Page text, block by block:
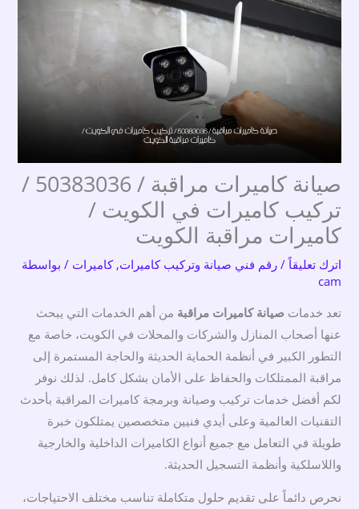
صيانة كاميرات مراقبة / 50383036 /
تركيب كاميرات في الكويت /
كاميرات مراقبة الكويت
اترك تعليقاً /رقم فني صيانة وتركيب كاميرات,كاميرات / بواسطة
cam
تعد خدمات صيانة كاميرات مراقبة من أهم الخدمات التي يبحث
عنها أصحاب المنازل والشركات والمحلات في الكويت، خاصة مع
التطور الكبير في أنظمة الحماية الحديثة والحاجة المستمرة إلى
مراقبة الممتلكات والحفاظ على الأمان بشكل كامل. لذلك نوفر
لكم أفضل خدمات تركيب وصيانة وبرمجة كاميرات المراقبة بأحدث
التقنيات العالمية وعلى أيدي فنيين متخصصين يمتلكون خبرة
طويلة في التعامل مع جميع أنواع الكاميرات الداخلية والخارجية
واللاسلكية وأنظمة التسجيل الحديثة.
نحرص دائماً على تقديم حلول متكاملة تناسب مختلف الاحتياجات،